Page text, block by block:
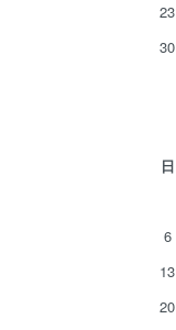
23
30
日
6
13
20